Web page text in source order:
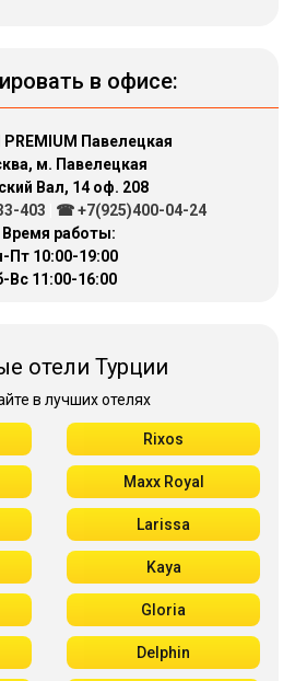
в офисе:
PREMIUM Павелецкая
м. Павелецкая
Вал, 14 оф. 208
403
☎ +7(925)400-04-24
Время работы:
Пт 10:00-19:00
Вс 11:00-16:00
отели Турции
в лучших отелях
Rixos
Maxx Royal
Larissa
Kaya
Gloria
Delphin